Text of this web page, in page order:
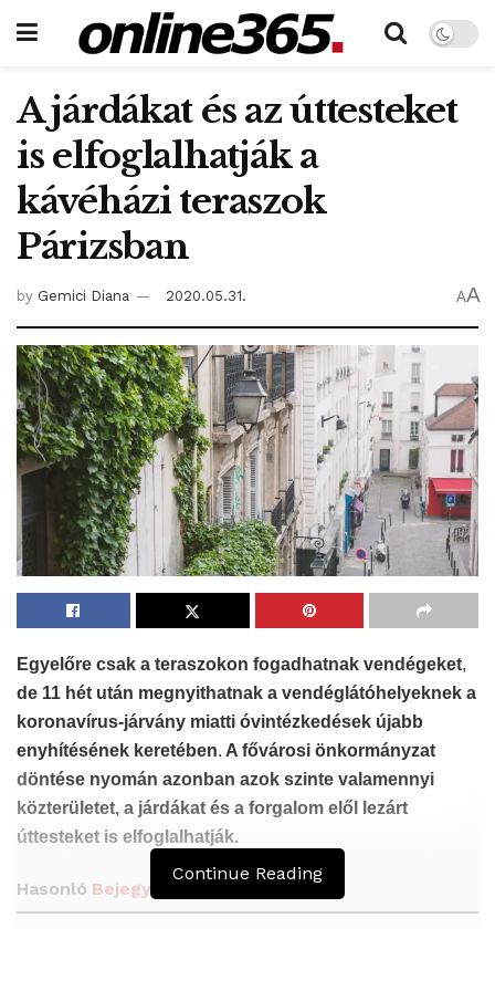
A járdákat és az úttesteket
is elfoglalhatják a
kávéházi teraszok
Párizsban
by Gemici Diana 2020.05.31. AA
Egyelőre csak a teraszokon fogadhatnak vendégeket,
de 11 hét után megnyithatnak a vendéglátóhelyeknek a
koronavírus-járvány miatti óvintézkedések újabb
enyhítésének keretében. A fővárosi önkormányzat
döntése nyomán azonban azok szinte valamennyi
közterületet, a járdákat és a forgalom elől lezárt
úttesteket is elfoglalhatják.
Hasonló Bejegyzések
Continue Reading